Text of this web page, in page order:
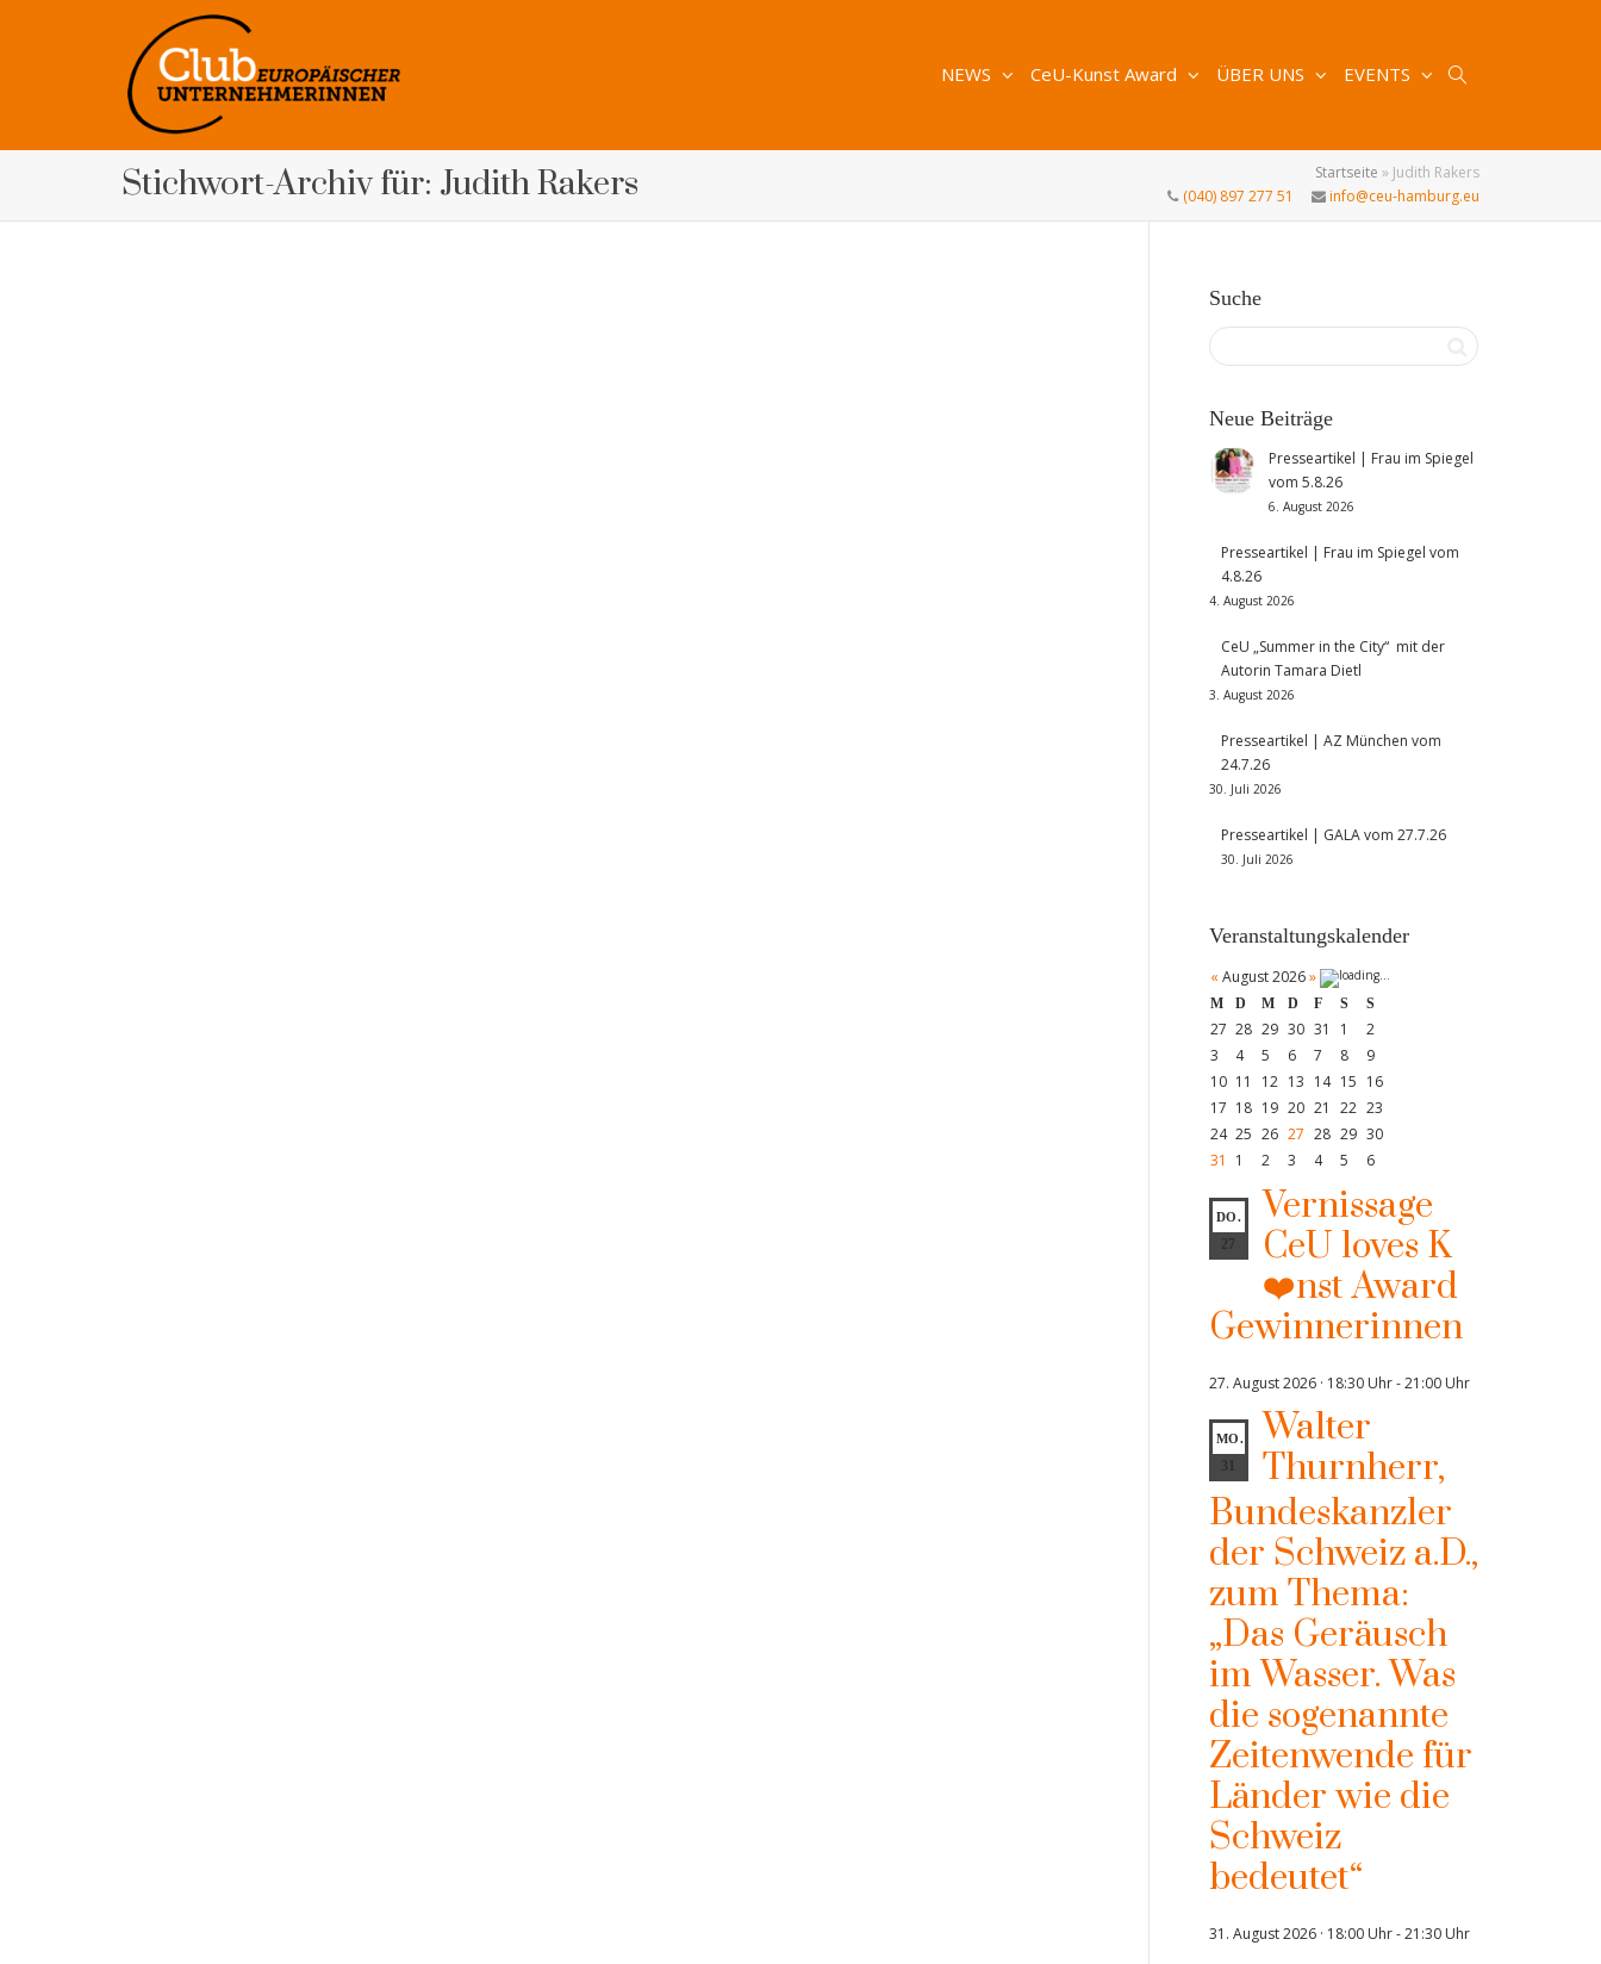
NEWS CeU-Kunst Award ÜBER UNS EVENTS
Stichwort-Archiv für: Judith Rakers Startseite » Judith Rakers
(040) 897 277 51
info@ceu-hamburg.eu
Suche
Neue Beiträge
Presseartikel | Frau im Spiegel
vom 5.8.26
6. August 2026
Presseartikel | Frau im Spiegel vom
4.8.26
4. August 2026
CeU „Summer in the City“ mit der
Autorin Tamara Dietl
3. August 2026
Presseartikel | AZ München vom
24.7.26
30. Juli 2026
Presseartikel | GALA vom 27.7.26
30. Juli 2026
Veranstaltungskalender
« August 2026 »
M D M D F S S
27 28 29 30 31 1
2
3
4 5 6 7 8
9
10 11 12 13 14 15 16
17 18 19 20 21 22 23
24 25 26 27 28 29 30
31
1 2 3 4 5 6
DO.
27
Vernissage
CeU loves K
❤️nst Award
Gewinnerinnen
27. August 2026 · 18:30 Uhr-21:00 Uhr
MO.
Walter
Thurnherr,
Bundeskanzler
der Schweiz a.D.,
zum Thema:
„Das Geräusch
im Wasser. Was
die sogenannte
Zeitenwende für
Länder wie die
Schweiz
bedeutet“
31. August 2026 · 18:00 Uhr-21:30 Uhr